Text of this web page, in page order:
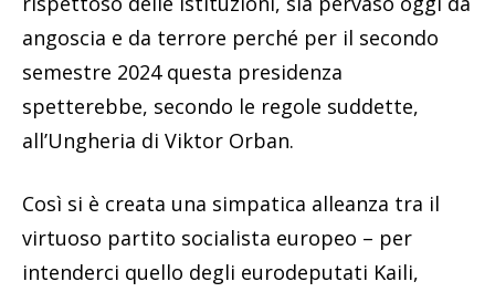
angoscia e da terrore perché per il secondo
semestre 2024 questa presidenza
spetterebbe, secondo le regole suddette,
all’Ungheria di Viktor Orban.
Così si è creata una simpatica alleanza tra il
virtuoso partito socialista europeo – per
intenderci quello degli eurodeputati Kaili,